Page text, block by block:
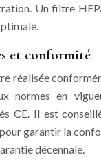
Un filtre
et conformité
réalisée
normes en
CE. Il est
garantir la
décennale.